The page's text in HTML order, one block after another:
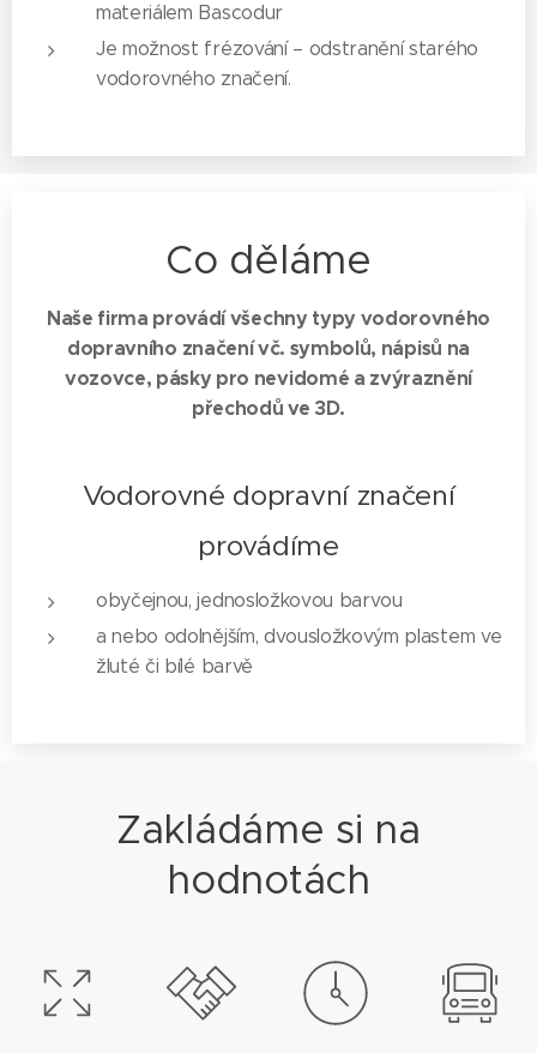
materiálem Bascodur
Je možnost frézování – odstranění starého
vodorovného značení.
Co děláme
Naše firma provádí všechny typy vodorovného
dopravního značení vč. symbolů, nápisů na
vozovce, pásky pro nevidomé a zvýraznění
přechodů ve 3D.
Vodorovné dopravní značení
provádíme
obyčejnou, jednosložkovou barvou
a nebo odolnějším, dvousložkovým plastem ve
žluté či bílé barvě
Zakládáme si na
hodnotách